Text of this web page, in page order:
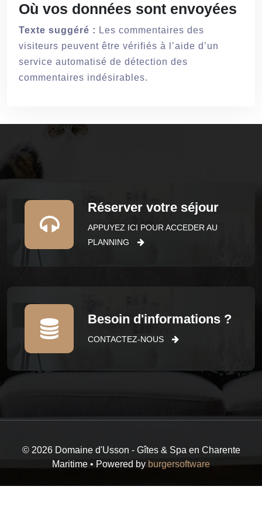
Où vos données sont envoyées
Texte suggéré : Les commentaires des
visiteurs peuvent être vérifiés à l’aide d’un
service automatisé de détection des
commentaires indésirables.
Réserver votre séjour
APPUYEZ ICI POUR ACCEDER AU
PLANNING
Besoin d'informations ?
CONTACTEZ-NOUS
© 2026 Domaine d'Usson - Gîtes & Spa en Charente
Maritime • Powered by burgersoftware